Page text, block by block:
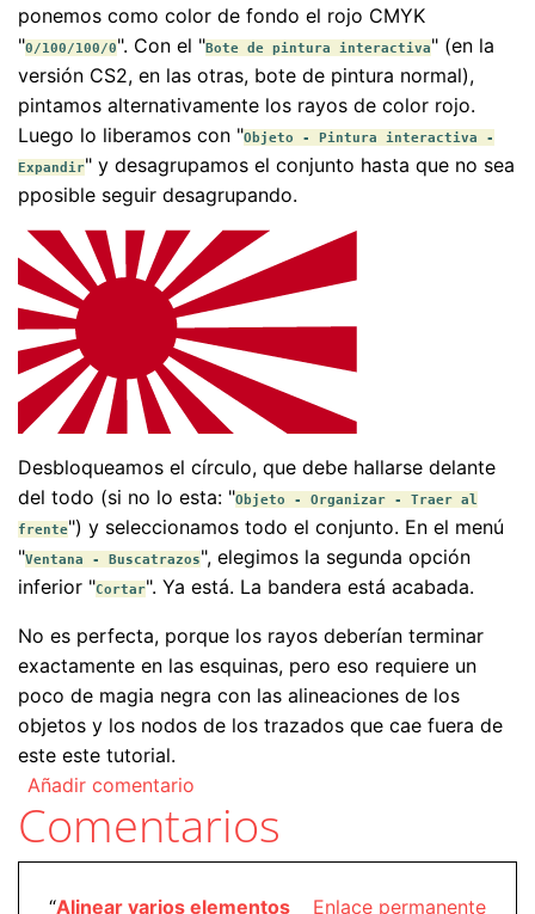
ponemos como color de fondo el rojo CMYK
"0/100/100/0". Con el "Bote de pintura interactiva" (en la
versión CS2, en las otras, bote de pintura normal),
pintamos alternativamente los rayos de color rojo.
Luego lo liberamos con "Objeto - Pintura interactiva -
Expandir" y desagrupamos el conjunto hasta que no sea
pposible seguir desagrupando.
Desbloqueamos el círculo, que debe hallarse delante
del todo (si no lo esta: "Objeto - Organizar - Traer al
frente") y seleccionamos todo el conjunto. En el menú
"Ventana - Buscatrazos", elegimos la segunda opción
inferior "Cortar". Ya está. La bandera está acabada.
No es perfecta, porque los rayos deberían terminar
exactamente en las esquinas, pero eso requiere un
poco de magia negra con las alineaciones de los
objetos y los nodos de los trazados que cae fuera de
este este tutorial.
Añadir comentario
Comentarios
Enlace permanente
“Alinear varios elementos